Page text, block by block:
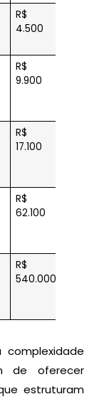
R$
4.500
R$
9.900
R$
17.100
R$
62.100
R$
540.000
de oferecer
estruturam